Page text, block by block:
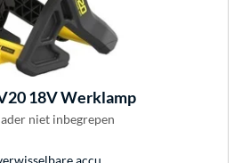
18V Werklamp
niet inbegrepen